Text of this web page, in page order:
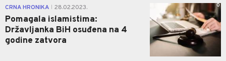
CRNA HRONIKA 28.02.2023.
Pomagala islamistima:
Državljanka BiH osuđena na 4
godine zatvora
0